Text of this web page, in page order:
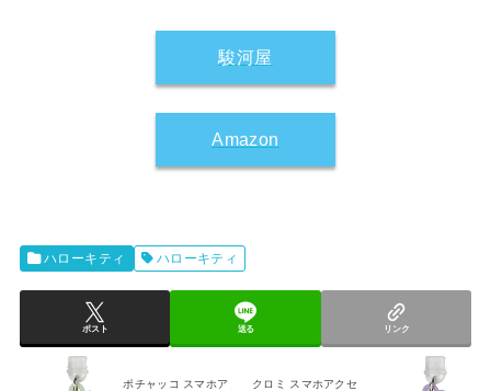
駿河屋
Amazon
ハローキティ ハローキティ
ポスト 送る リンク
ポチャッコ スマホア
クロミ スマホアクセ